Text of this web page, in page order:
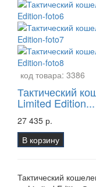
код товара: 3386
Тактический
Limited Edition...
27 435 р.
В корзину
Тактический